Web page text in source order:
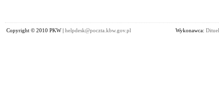
Copyright © 2010 PKW | helpdesk@poczta.kbw.gov.pl Wykonawca: